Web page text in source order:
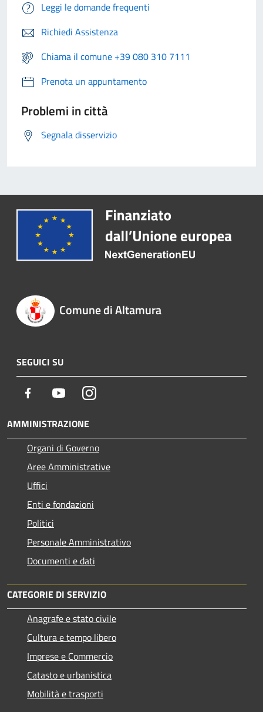
Leggi le domande frequenti
Richiedi Assistenza
Chiama il comune +39 080 310 7111
Prenota un appuntamento
Problemi in città
Segnala disservizio
Comune di Altamura
SEGUICI SU
Facebook YoutubeInstagram
AMMINISTRAZIONE
Organi di Governo
Aree Amministrative
Uffici
Enti e fondazioni
Politici
Personale Amministrativo
Documenti e dati
CATEGORIE DI SERVIZIO
Anagrafe e stato civile
Cultura e tempo libero
Imprese e Commercio
Catasto e urbanistica
Mobilità e trasporti